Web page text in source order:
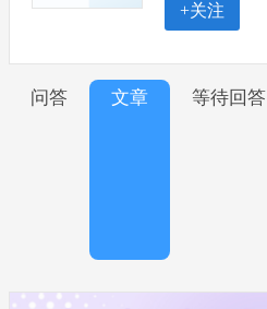
+关注
问答 文章 等待回答